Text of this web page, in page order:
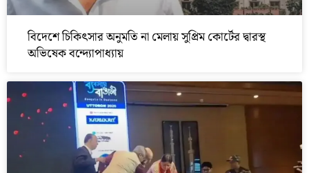
বিদেশে চিকিৎসার অনুমতি না মেলায় সুপ্রিম কোর্টের দ্বারস্থ
অভিষেক বন্দ্যোপাধ্যায়